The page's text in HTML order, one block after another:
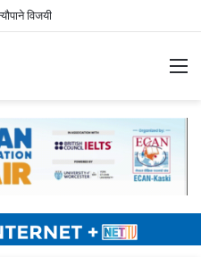
अगाडि